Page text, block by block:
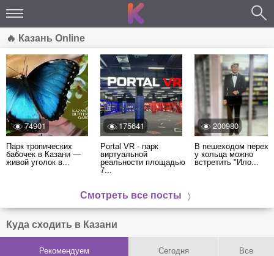
🔥 Казань Online
74901
Парк тропических
бабочек в Казани —
живой уголок в...
175641
Portal VR - парк
виртуальной
реальности площадью
7...
200980
В пешеходом
у кольца можно
встретить "Ило...
Смотреть все посты
Куда сходить в Казани
Рекомендуем Сегодня Все